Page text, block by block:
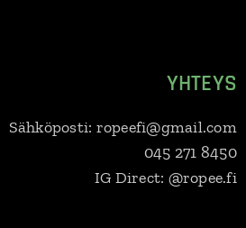
YHTEYS
Sähköposti: ropeefi@gmail.com
045 271 8450
IG Direct: @ropee.fi